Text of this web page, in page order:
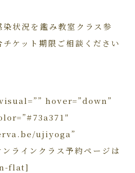
状況を鑑み教室クラス参
ケット期限ご相談ください
hover=”down”
ujiyoga”
ラインクラス予約ページは
flat]